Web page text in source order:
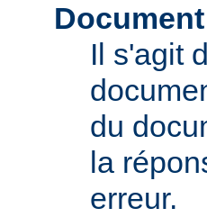
Il s'agit
du
la
erreur.